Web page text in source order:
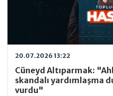
20.07.2026 13:22
Cüneyd Altıparmak:
skandalı yardımlaşma
vurdu"